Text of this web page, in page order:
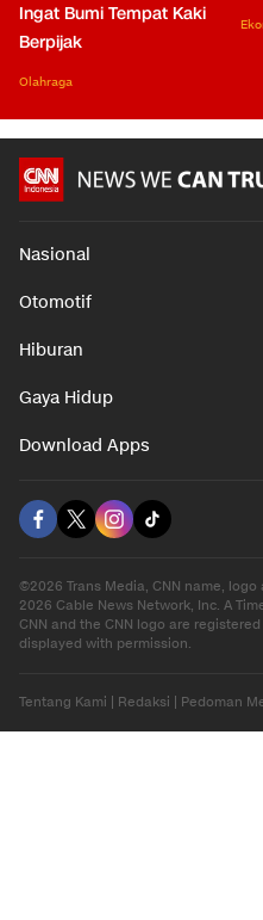
Ingat Bumi Tempat Kaki
Berpijak
Olahraga
Nasional
Otomotif
Hiburan
Gaya Hidup
Download Apps
©2026 Trans Media, CNN name,
2026 Cable News Network, Inc. A
CNN and the CNN logo are
displayed with permission.
Tentang Kami | Redaksi | Pedoman